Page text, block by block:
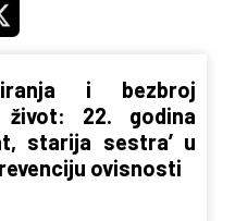
i bezbroj
22. godina
starija sestra’ u
ovisnosti